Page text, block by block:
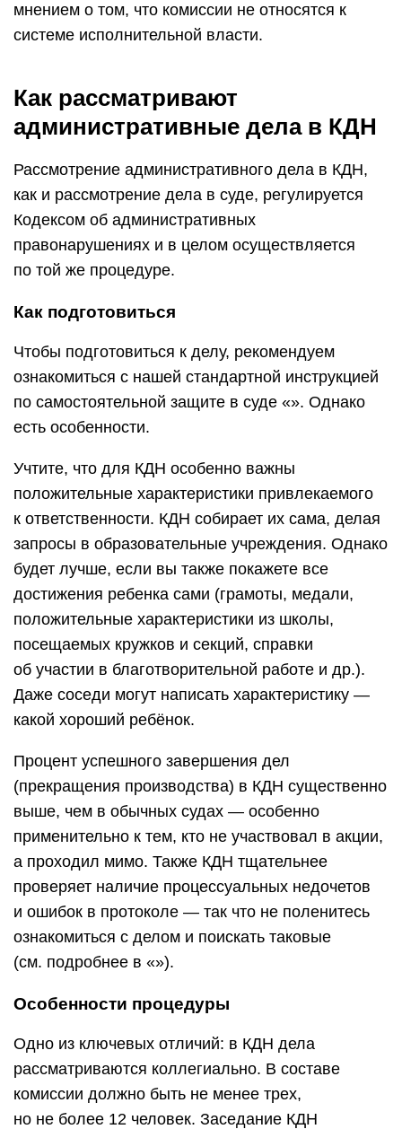
мнением о том, что комиссии не относятся к
системе исполнительной власти.
Как рассматривают
административные дела в КДН
Рассмотрение административного дела в КДН,
как и рассмотрение дела в суде, регулируется
Кодексом об административных
правонарушениях и в целом осуществляется
по той же процедуре.
Как подготовиться
Чтобы подготовиться к делу, рекомендуем
ознакомиться с нашей стандартной инструкцией
по самостоятельной защите в суде «». Однако
есть особенности.
Учтите, что для КДН особенно важны
положительные характеристики привлекаемого
к ответственности. КДН собирает их сама, делая
запросы в образовательные учреждения. Однако
будет лучше, если вы также покажете все
достижения ребенка сами (грамоты, медали,
положительные характеристики из школы,
посещаемых кружков и секций, справки
об участии в благотворительной работе и др.).
Даже соседи могут написать характеристику —
какой хороший ребёнок.
Процент успешного завершения дел
(прекращения производства) в КДН существенно
выше, чем в обычных судах — особенно
применительно к тем, кто не участвовал в акции,
а проходил мимо. Также КДН тщательнее
проверяет наличие процессуальных недочетов
и ошибок в протоколе — так что не поленитесь
ознакомиться с делом и поискать таковые
(см. подробнее в «»).
Особенности процедуры
Одно из ключевых отличий: в КДН дела
рассматриваются коллегиально. В составе
комиссии должно быть не менее трех,
но не более 12 человек. Заседание КДН